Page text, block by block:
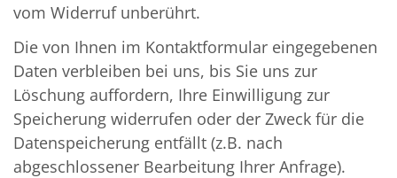
vom Widerruf unberührt.
Die von Ihnen im Kontaktformular eingegebenen
Daten verbleiben bei uns, bis Sie uns zur
Löschung auffordern, Ihre Einwilligung zur
Speicherung widerrufen oder der Zweck für die
Datenspeicherung entfällt (z.B. nach
abgeschlossener Bearbeitung Ihrer Anfrage).